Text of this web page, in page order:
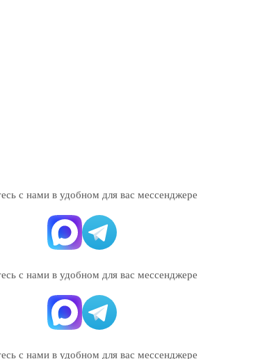
с нами в удобном для вас мессенджере
с нами в удобном для вас мессенджере
с нами в удобном для вас мессенджере